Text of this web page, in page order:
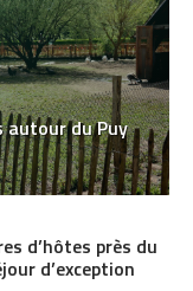
autour du Puy
d’hôtes près du
d’exception